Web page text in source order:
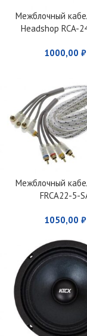
Межблочный
Headshop RCA-
1000,00 ₽
Межблочный
FRCA22-5-
1050,00 ₽